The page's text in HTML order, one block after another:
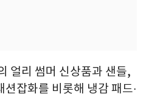
얼리 썸머 신상품과 샌들,
잡화를 비롯해 냉감 패드∙